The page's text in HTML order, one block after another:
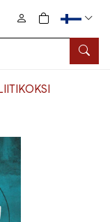
Hae
0
tuotetta